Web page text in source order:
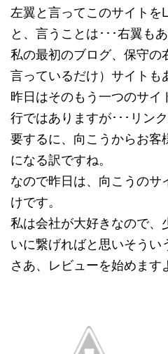
左翼と言ってこのサイトを
と、言うことは･･･右翼も
私の最初のブログ、保守の
言っているだけ）サイトも
昨日はそのもう一つのサイ
行ではありますが･･･リン
要するに、向こうからお客
になる訳ですね。
なので昨日は、向こうのサ
けです。
私は会社が大好きなので、
いに繋げればと思いそうい
さあ、レビューを始めます